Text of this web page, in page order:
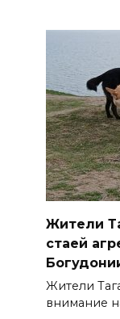
Жители
стаей
Жители
внимание